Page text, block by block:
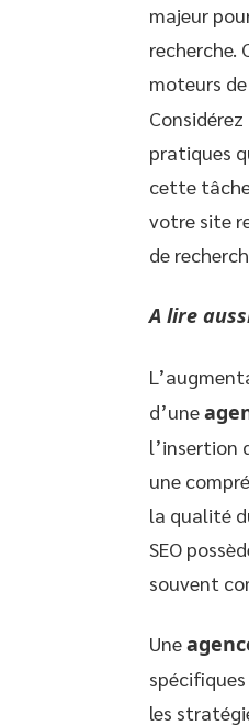
majeur
recherche.
moteurs
pratiques
cette
votre site
de
A lire
d’une
l’insertion
une
la qualité
SEO
souvent
Une
les